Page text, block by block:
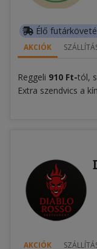
Élő
AKCIÓK
Reggeli 910 Ft-tól,
Extra szendvics a
AKCIÓK